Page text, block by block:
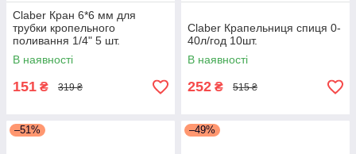
Claber Кран 6*6 мм для
трубки кропельного
поливання 1/4" 5 шт.
В наявності
151 ₴ 319 ₴
Claber Крапельниця спиця 0-
40л/год 10шт.
В наявності
252 ₴ 515 ₴
–51% –49%